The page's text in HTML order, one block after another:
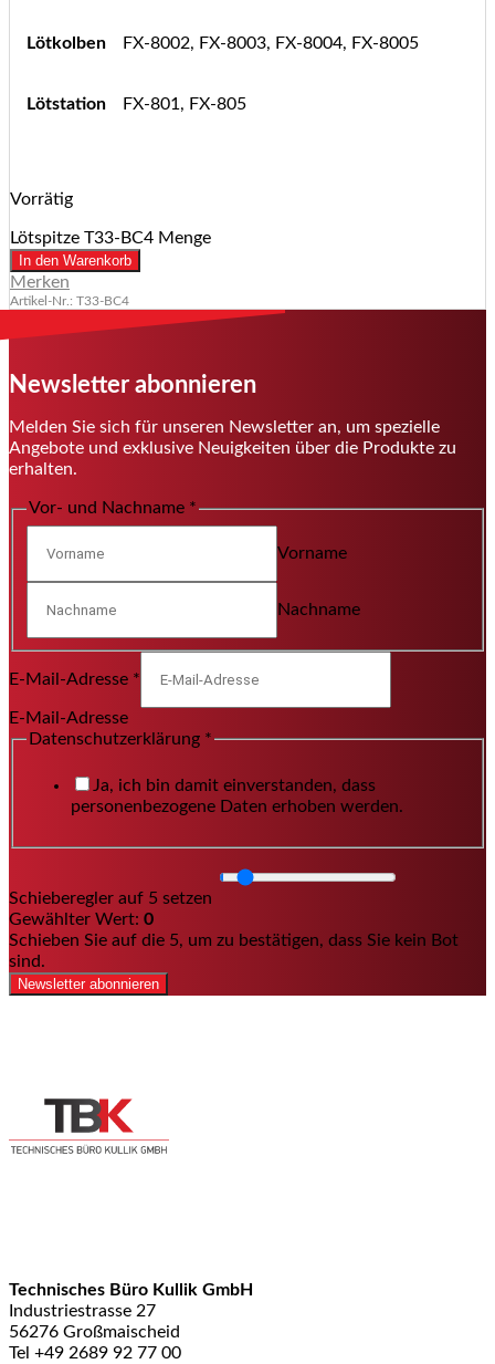
Lötkolben FX-8002, FX-8003, FX-8004, FX-8005
Lötstation FX-801, FX-805
Vorrätig
Lötspitze T33-BC4 Menge
In den Warenkorb
Merken
Artikel-Nr.: T33-BC4
Newsletter abonnieren
Melden Sie sich für unseren Newsletter an, um spezielle
Angebote und exklusive Neuigkeiten über die Produkte zu
erhalten.
Vor- und Nachname *
Vorname
Nachname
E-Mail-Adresse *
E-Mail-Adresse
Datenschutzerklärung *
Ja, ich bin damit einverstanden, dass
personenbezogene Daten erhoben werden.
Schieberegler auf 5 setzen
Gewählter Wert: 0
Schieben Sie auf die 5, um zu bestätigen, dass Sie kein Bot
sind.
Newsletter abonnieren
Technisches Büro Kullik GmbH
Industriestrasse 27
56276 Großmaischeid
Tel +49 2689 92 77 00